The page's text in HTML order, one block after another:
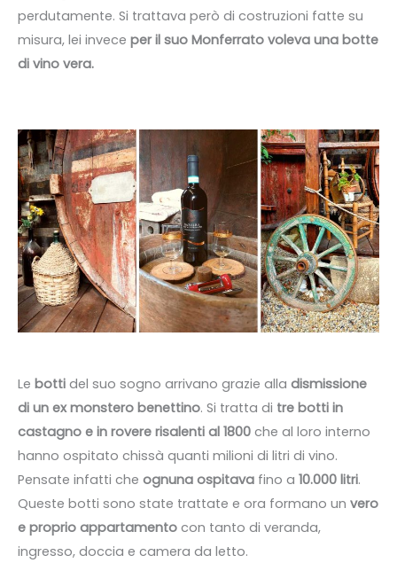
perdutamente. Si trattava però di costruzioni fatte su
misura, lei invece per il suo Monferrato voleva una botte
di vino vera.
Le botti del suo sogno arrivano grazie alla dismissione
di un ex monstero benettino. Si tratta di tre botti in
castagno e in rovere risalenti al 1800 che al loro interno
hanno ospitato chissà quanti milioni di litri di vino.
Pensate infatti che ognuna ospitava fino a 10.000 litri.
Queste botti sono state trattate e ora formano un vero
e proprio appartamento con tanto di veranda,
ingresso, doccia e camera da letto.